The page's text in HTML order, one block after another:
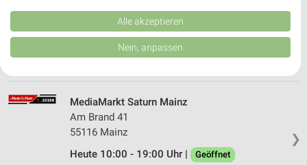
55128 Mainz
Heute 10:00 - 20:00 Uhr | Geöffnet
458,30 km • Angebote: 1 Prospekt
❯
MediaMarkt Saturn Mainz
Am Brand 41
55116 Mainz
Heute 10:00 - 19:00 Uhr |
Geöffnet
Kombinationen von Daten aus verschiedenen Quellen. Entwicklung und
Verbesserung der Angebote. Verwendung reduzierter Daten zur Auswahl
von Inhalten.
Daten können außerhalb der Europäischen Union weitergegeben und in die
Website/App.
Partnerliste anzeigen (1 IAB-Anbieter)
Wir nutzen Ihre Daten für folgende Zwecke:
IAB-Verarbeitungszwecke:
Speichern von oder Zugriff auf Informationen
Alle akzeptieren
Nein, anpassen